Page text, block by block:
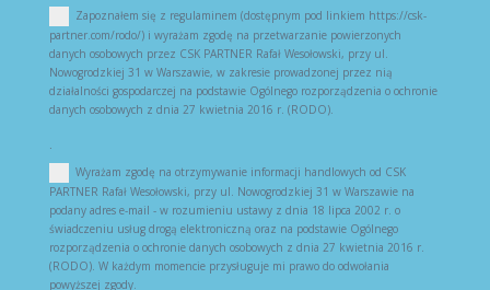
Zapoznałem się z regulaminem (dostępnym pod linkiem https://csk-
partner.com/rodo/) i wyrażam zgodę na przetwarzanie powierzonych
danych osobowych przez CSK PARTNER Rafał Wesołowski, przy ul.
Nowogrodzkiej 31 w Warszawie, w zakresie prowadzonej przez nią
działalności gospodarczej na podstawie Ogólnego rozporządzenia o ochronie
danych osobowych z dnia 27 kwietnia 2016 r. (RODO).
.
Wyrażam zgodę na otrzymywanie informacji handlowych od CSK
PARTNER Rafał Wesołowski, przy ul. Nowogrodzkiej 31 w Warszawie na
podany adres e-mail - w rozumieniu ustawy z dnia 18 lipca 2002 r. o
świadczeniu usług drogą elektroniczną oraz na podstawie Ogólnego
rozporządzenia o ochronie danych osobowych z dnia 27 kwietnia 2016 r.
(RODO). W każdym momencie przysługuje mi prawo do odwołania
powyższej zgody.